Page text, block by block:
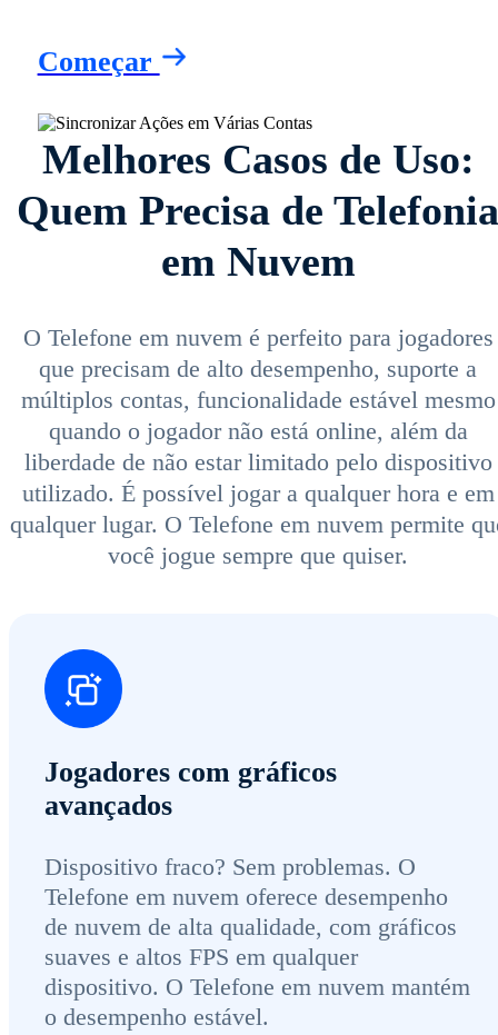
Começar
Melhores Casos de Uso:
Quem Precisa de Telefonia
em Nuvem
O Telefone em nuvem é perfeito para jogadores
que precisam de alto desempenho, suporte a
múltiplos contas, funcionalidade estável mesmo
quando o jogador não está online, além da
liberdade de não estar limitado pelo dispositivo
utilizado. É possível jogar a qualquer hora e em
qualquer lugar. O Telefone em nuvem permite
você jogue sempre que quiser.
Jogadores com gráficos
avançados
Dispositivo fraco? Sem problemas. O
Telefone em nuvem oferece desempenho
de nuvem de alta qualidade, com gráficos
suaves e altos FPS em qualquer
dispositivo. O Telefone em nuvem mantém
o desempenho estável.